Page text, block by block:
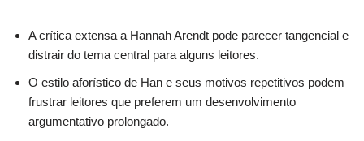
A crítica extensa a Hannah Arendt pode parecer tangencial e
distrair do tema central para alguns leitores.
O estilo aforístico de Han e seus motivos repetitivos podem
frustrar leitores que preferem um desenvolvimento
argumentativo prolongado.